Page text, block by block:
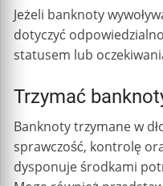
Jeżeli banknoty
dotyczyć
statusem lub
Trzymać
Banknoty trzymane w
sprawczość, kontrolę
dysponuje środkami